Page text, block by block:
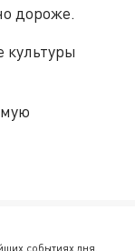
дороже.
культуры
событиях дня.